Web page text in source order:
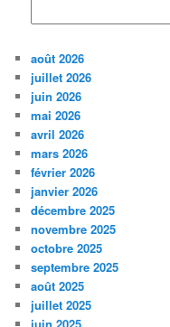
août 2026
juillet 2026
juin 2026
mai 2026
avril 2026
mars 2026
février 2026
janvier 2026
décembre 2025
novembre 2025
octobre 2025
septembre 2025
août 2025
juillet 2025
juin 2025